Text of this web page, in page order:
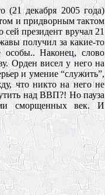
(21 декабря 2005 года)
и придворным тактом
президент вручал 21
получил за какие-то
особы.. Наконец, слово
Орден висел у него на
и умение “служить”,
что никто на него не
над ВВП?! Но пауза
сморщенных век. И